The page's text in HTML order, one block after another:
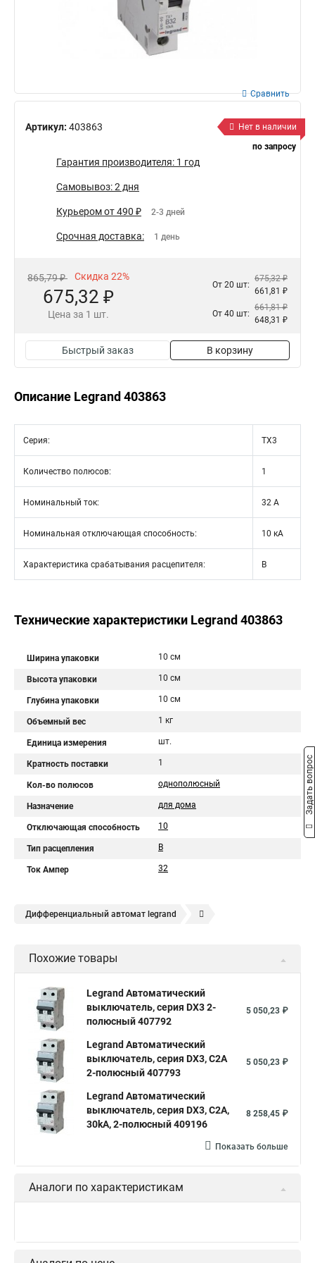
Артикул: 403863
Сравнить
Нет в наличии
по запросу
Гарантия производителя: 1 год
Самовывоз: 2 дня
Курьером от 490 ₽ 2-3 дней
Срочная доставка: 1 день
865,79 ₽ Скидка 22%
675,32 ₽
Цена за 1 шт.
От 20 шт:
675,32 ₽
661,81 ₽
От 40 шт:
661,81 ₽
648,31 ₽
Быстрый заказ В корзину
Описание Legrand 403863
Серия: TX3
Количество полюсов: 1
Номинальный ток: 32 А
Номинальная отключающая способность: 10 кА
Характеристика срабатывания расцепителя: B
Технические характеристики Legrand 403863
Ширина упаковки 10 см
Высота упаковки 10 см
Глубина упаковки 10 см
Объемный вес 1 кг
Единица измерения шт.
Кратность поставки 1
Кол-во полюсов однополюсный
Назначение для дома
Отключающая способность 10
Тип расцепления B
Ток Ампер 32
Дифференциальный автомат legrand
Похожие товары
Legrand Автоматический
выключатель, серия DX3 2-
полюсный 407792
5 050,23 ₽
Legrand Автоматический
выключатель, серия DX3, С2A
2-полюсный 407793
5 050,23 ₽
Legrand Автоматический
выключатель, серия DX3, С2A,
30kA, 2-полюсный 409196
8 258,45 ₽
Показать больше
Аналоги по характеристикам
2 888,97 ₽
Задать вопрос